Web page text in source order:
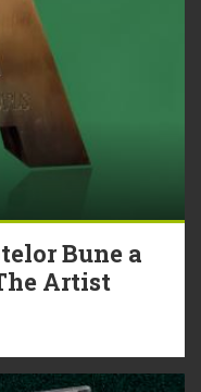
Bune a
Artist